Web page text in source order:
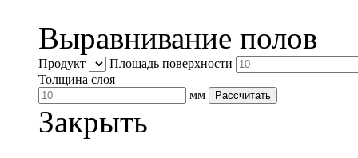
Выравнивание полов
Продукт
Площадь поверхности
Толщина слоя
мм
Рассчитать
Закрыть